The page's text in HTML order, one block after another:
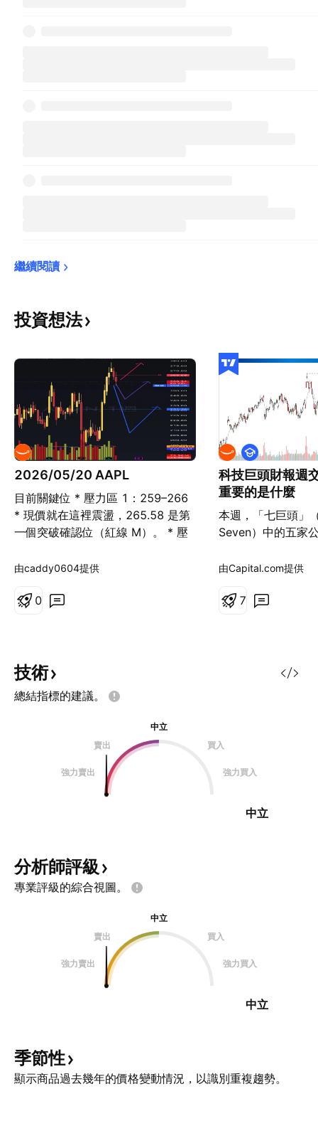
繼續閱讀
投資想法
2026/05/20 AAPL
目前關鍵位 * 壓力區 1：259–266
* 現價就在這裡震盪，265.58 是第
一個突破確認位（紅線 M）。 * 壓
線供給區。 * 支撐 1：240–242 *
* 深回踩需求區。 * 強支撐：231 *
259 並重新突破 265.5 進場條件：
* 4H / 日內收回 260 上方 * 放量突
破 265.5 操作： * Entry：260–
由caddy0604提供
0
科技巨頭財報週
重要的是什麼
本週，「七巨頭」
Seven）中的五
Meta Platforms
這些財報往往伴隨
價格如何反應。若
行方式。價格不再
「實際結果」之間
教
育
由Capital.com提供
7
技術
總結指標的建議。
中立
賣出
買入
強力賣出 強力買入
中立
分析師評級
專業評級的綜合視圖。
中立
賣出
買入
強力賣出 強力買入
中立
季節性
顯示商品過去幾年的價格變動情況，以識別重複趨勢。